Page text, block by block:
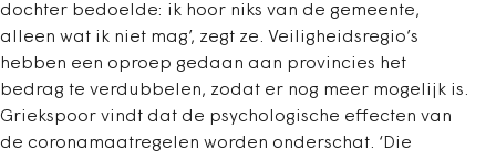
dochter bedoelde: ik hoor niks van de gemeente,
alleen wat ik niet mag’, zegt ze. Veiligheidsregio’s
hebben een oproep gedaan aan provincies het
bedrag te verdubbelen, zodat er nog meer mogelijk is.
Griekspoor vindt dat de psychologische effecten van
de coronamaatregelen worden onderschat. ‘Die